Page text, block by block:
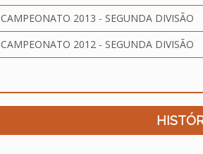
CAMPEONATO 2013 - SEGUNDA DIVISÃO
CAMPEONATO 2012 - SEGUNDA DIVISÃO